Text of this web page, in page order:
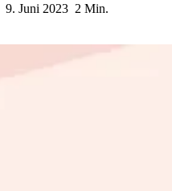
9. Juni 2023 2 Min.